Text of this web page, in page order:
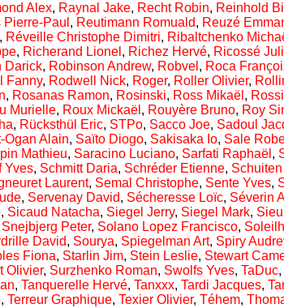
Alex, Raynal Jake, Recht Robin, Reinhold Bill
Pierre-Paul , Reutimann Romuald, Reuzé
, Réveille Christophe Dimitri, Ribaltchenko
, Richerand Lionel , Richez Hervé, Ricossé
Darick, Robinson Andrew, Robvel , Roca
Fanny, Rodwell Nick, Roger, Roller Olivier,
, Rosanas Ramon, Rosinski, Ross Mikaël ,
Murielle, Roux Mickaël , Rouyère Bruno, Roy
, Rücksthül Eric, STPo, Sacco Joe, Sadoul
Ogan Alain, Saïto Diogo, Sakisaka Io, Sale
Mathieu, Saracino Luciano, Sarfati Raphaël ,
Yves, Schmitt Daria, Schréder Etienne,
Laurent, Semal Christophe, Sente Yves,
, Servenay David, Sécheresse Loïc, Séverin
, Sicaud Natacha, Siegel Jerry, Siegel Mark,
Snejbjerg Peter, Solano Lopez Francisco,
David, Sourya, Spiegelman Art, Spiry
Fiona, Starlin Jim, Stein Leslie, Stewart
Olivier, Surzhenko Roman, Swolfs Yves, TaDuc,
, Tanquerelle Hervé, Tanxxx, Tardi Jacques,
, Terreur Graphique, Texier Olivier, Téhem,